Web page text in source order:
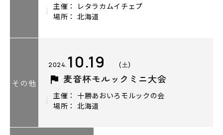
主催： レタラカムイチェプ
場所： 北海道
その他
2024. 10.19 (土)
麦音杯モルックミニ大会
主催： 十勝あおいろモルックの会
場所： 北海道